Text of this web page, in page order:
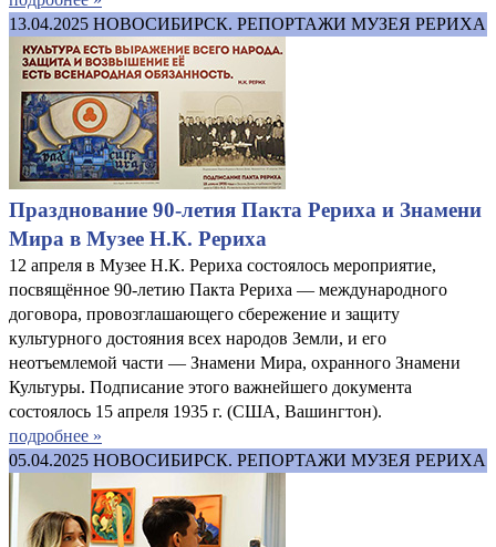
13.04.2025 НОВОСИБИРСК. РЕПОРТАЖИ МУЗЕЯ РЕРИХА
Празднование 90-летия Пакта Рериха и Знамени
Мира в Музее Н.К. Рериха
12 апреля в Музее Н.К. Рериха состоялось мероприятие,
посвящённое 90-летию Пакта Рериха — международного
договора, провозглашающего сбережение и защиту
культурного достояния всех народов Земли, и его
неотъемлемой части — Знамени Мира, охранного Знамени
Культуры. Подписание этого важнейшего документа
состоялось 15 апреля 1935 г. (США, Вашингтон).
подробнее »
05.04.2025 НОВОСИБИРСК. РЕПОРТАЖИ МУЗЕЯ РЕРИХА